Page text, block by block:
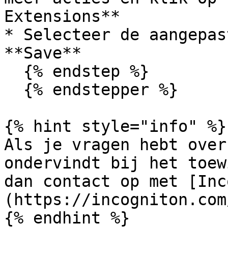
Extensions**
* Selecteer de
**Save**
{% hint style="info" %}
Als je vragen hebt
ondervindt bij het
dan contact op met
(https://